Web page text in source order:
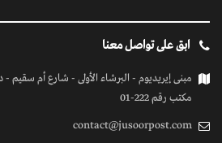
ابق على تواصل معنا
مبنى إيريديوم - البرشاء الأولى - شارع أم سقيم -
مكتب رقم 222-01
contact@jusoorpost.com